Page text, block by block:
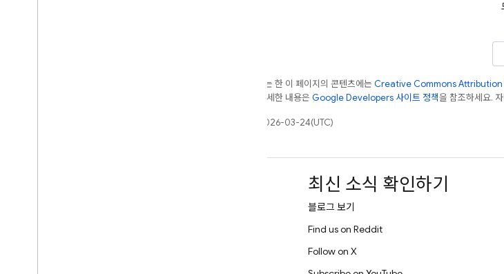
달리 명시되지 않는 한 이 페이지의 콘텐츠에는 Creative Commons Attribution
가 부여됩니다. 자세한 내용은 Google Developers 사이트 정책을 참조하세요.
최종 업데이트: 2026-03-24(UTC)
최신 소식 확인하기
블로그 보기
Find us on Reddit
Follow on X